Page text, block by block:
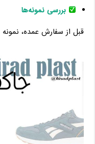
بررسی نمونه‌ها
قبل از سفارش عمده،